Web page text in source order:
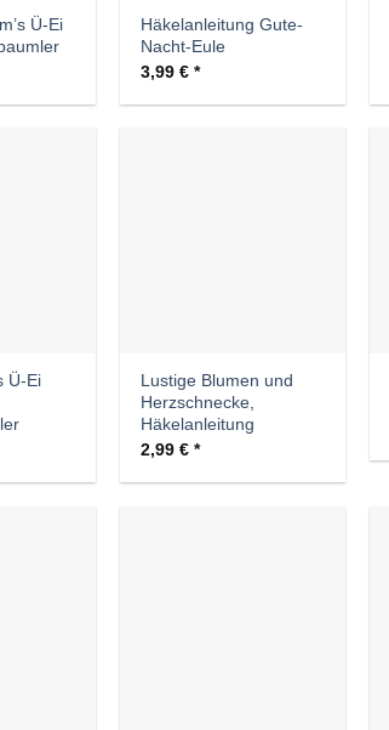
Ü-Ei
Häkelanleitung Gute-
Nacht-Eule
3,99€
Ü-Ei
Lustige Blumen und
Herzschnecke,
Häkelanleitung
2,99€